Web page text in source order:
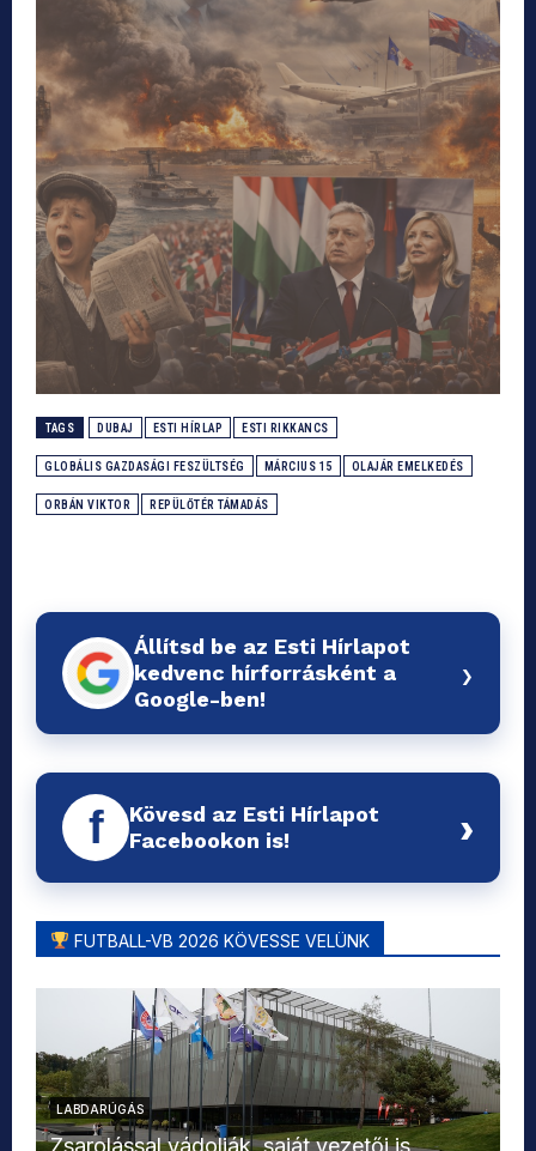
TAGS DUBAJ ESTI HÍRLAP ESTI RIKKANCS
GLOBÁLIS GAZDASÁGI FESZÜLTSÉG MÁRCIUS 15 OLAJÁR EMELKEDÉS
ORBÁN VIKTOR REPÜLŐTÉR TÁMADÁS
Állítsd be az Esti Hírlapot
kedvenc hírforrásként a
Google-ben!
›
f
Kövesd az Esti Hírlapot
Facebookon is!
›
FUTBALL-VB 2026 KÖVESSE VELÜNK
LABDARÚGÁS
Zsarolással vádolják, saját vezetői is